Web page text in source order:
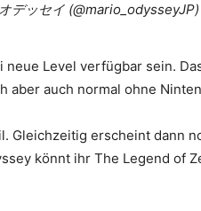
デッセイ (@mario_odysseyJP)
Level verfügbar sein.
aber auch normal ohne
Gleichzeitig erscheint dann
könnt ihr The Legend of